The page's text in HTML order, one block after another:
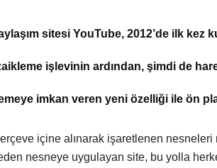
sitesi YouTube, 2012’de ilk kez
işlevinin ardından, şimdi de
imkan veren yeni özelliği ile ön
içine alınarak işaretlenen
nesneye uygulayan site, bu yolla